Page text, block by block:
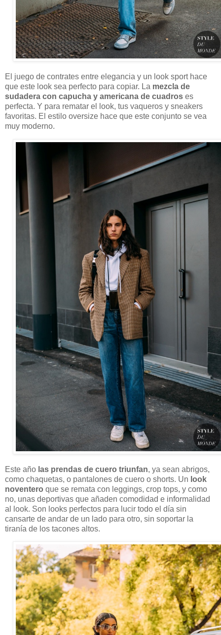
El juego de contrates entre elegancia y un look sport hace
que este look sea perfecto para copiar. La mezcla de
sudadera con capucha y americana de cuadros es
perfecta. Y para rematar el look, tus vaqueros y sneakers
favoritas. El estilo oversize hace que este conjunto se vea
muy moderno.
Este año las prendas de cuero triunfan, ya sean abrigos,
como chaquetas, o pantalones de cuero o shorts. Un look
noventero que se remata con leggings, crop tops, y como
no, unas deportivas que añaden comodidad e informalidad
al look. Son looks perfectos para lucir todo el día sin
cansarte de andar de un lado para otro, sin soportar la
tiranía de los tacones altos.